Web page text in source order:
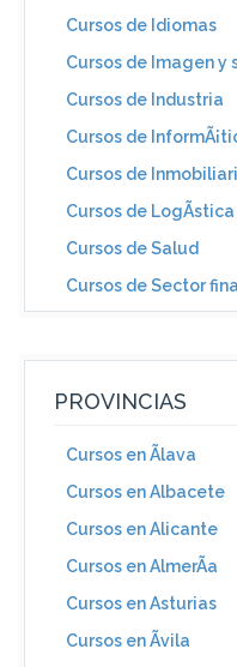
Cursos de Idiomas
Cursos de Imagen y
Cursos de Industria
Cursos de
Cursos de
Cursos de
Cursos de Salud
Cursos de Sector
PROVINCIAS
Cursos en Ãlava
Cursos en Albacete
Cursos en Alicante
Cursos en AlmerÃ­a
Cursos en Asturias
Cursos en Ãvila